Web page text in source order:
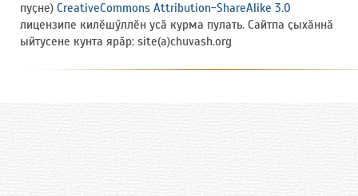
пуҫне) CreativeCommons Attribution-ShareAlike 3.0
лицензипе килӗшӳллӗн усӑ курма пулать. Сайтпа ҫыхӑннӑ
ыйтусене кунта ярӑр: site(a)chuvash.org